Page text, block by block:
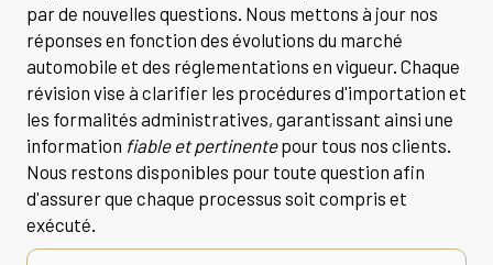
par de nouvelles questions. Nous mettons à jour nos
réponses en fonction des évolutions du marché
automobile et des réglementations en vigueur. Chaque
révision vise à clarifier les procédures d'importation et
les formalités administratives, garantissant ainsi une
information fiable et pertinentepour tous nos clients.
Nous restons disponibles pour toute question afin
d'assurer que chaque processus soit compris et
exécuté.